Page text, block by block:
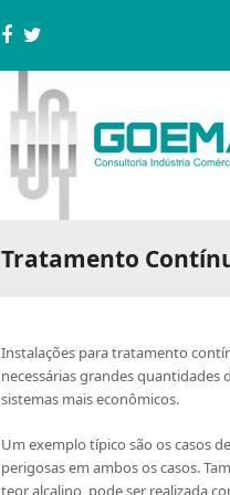
Facebook
Twitter
Tratamento
Instalações para tratamento
necessárias grandes
sistemas mais econômicos.
Um exemplo típico são os casos
perigosas em ambos os casos.